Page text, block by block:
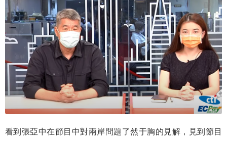
看到張亞中在節目中對兩岸問題了然于胸的見解，見到節目